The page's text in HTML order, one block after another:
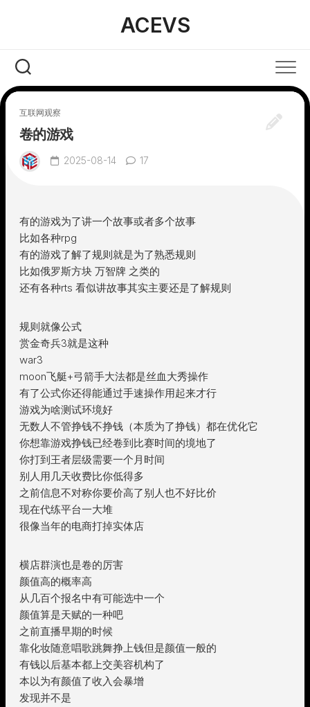
ACEVS
互联网观察
卷的游戏
2025-08-14 17
有的游戏为了讲一个故事或者多个故事
比如各种rpg
有的游戏了解了规则就是为了熟悉规则
比如俄罗斯方块 万智牌 之类的
还有各种rts 看似讲故事其实主要还是了解规则
规则就像公式
赏金奇兵3就是这种
war3
moon飞艇+弓箭手大法都是丝血大秀操作
有了公式你还得能通过手速操作用起来才行
游戏为啥测试环境好
无数人不管挣钱不挣钱（本质为了挣钱）都在优化它
你想靠游戏挣钱已经卷到比赛时间的境地了
你打到王者层级需要一个月时间
别人用几天收费比你低得多
之前信息不对称你要价高了别人也不好比价
现在代练平台一大堆
很像当年的电商打掉实体店
横店群演也是卷的厉害
颜值高的概率高
从几百个报名中有可能选中一个
颜值算是天赋的一种吧
之前直播早期的时候
靠化妆随意唱歌跳舞挣上钱但是颜值一般的
有钱以后基本都上交美容机构了
本以为有颜值了收入会暴增
发现并不是